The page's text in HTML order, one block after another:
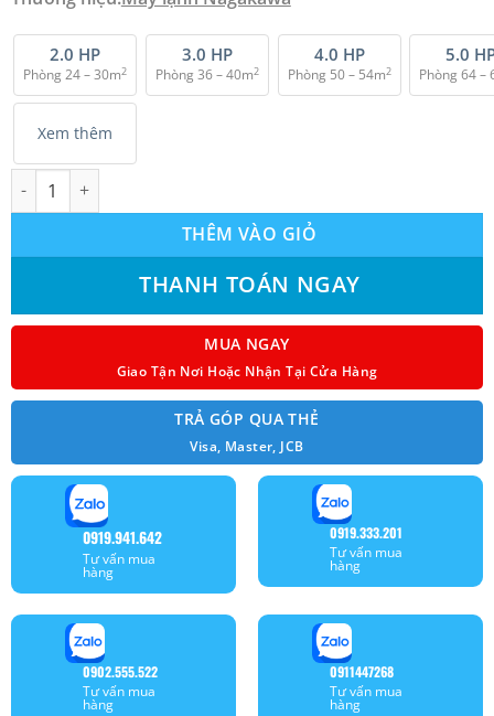
₫ 21.600.000.
là:
₫ 16.950.000.
2.0 HP
Phòng 24 – 30m2
3.0 HP
Phòng 36 – 40m2
4.0 HP
Phòng 50 – 54m2
5.0
Phòng 64 –
Xem thêm
Máy lạnh âm trần Nagakawa 3.0Hp C28R1T20 số lượng
THÊM VÀO GIỎ
THANH TOÁN NGAY
MUA NGAY
Giao Tận Nơi Hoặc Nhận Tại Cửa Hàng
TRẢ GÓP QUA THẺ
Visa, Master, JCB
0919.941.642
Tư vấn mua
hàng
0919.333.201
Tư vấn mua
hàng
0902.555.522
Tư vấn mua
hàng
0911447268
Tư vấn mua
hàng